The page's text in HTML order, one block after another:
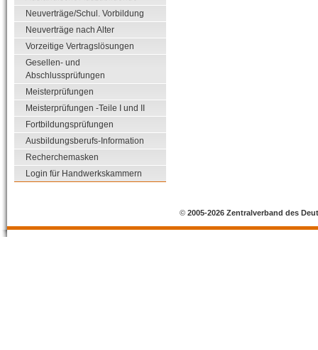
Neuverträge/Schul. Vorbildung
Neuverträge nach Alter
Vorzeitige Vertragslösungen
Gesellen- und
Abschlussprüfungen
Meisterprüfungen
Meisterprüfungen -Teile I und II
Fortbildungsprüfungen
Ausbildungsberufs-Information
Recherchemasken
Login für Handwerkskammern
© 2005-2026 Zentralverband des